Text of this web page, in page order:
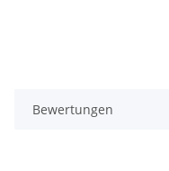
Bewertungen